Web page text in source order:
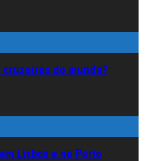
cruzeiros do mundo?
Lisboa e no Porto